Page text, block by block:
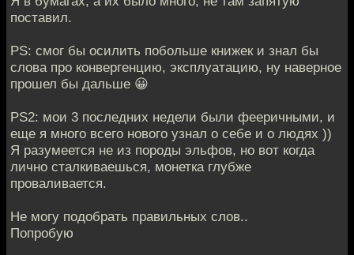
поставил.
PS: смог бы осилить побольше книжек и знал бы
слова про конвергенцию, эксплуатацию, ну наверное
прошел бы дальше 😀
PS2: мои 3 последних недели были фееричными, и
еще я много всего нового узнал о себе и о людях ))
Я разумеется не из породы эльфов, но вот когда
лично сталкиваешься, монетка глубже
проваливается.
Не могу подобрать правильных слов..
Попробую